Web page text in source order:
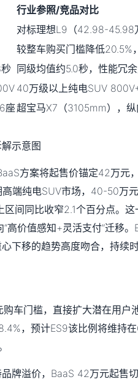
行业参照/竞品对比
对标理想L9（42.98-45.98
较整车购买门槛降低20.5%
同级均值约5.0秒，性能冗
40万级以上纯电SUV
座超宝马X7（3105mm），
方案将起售价锚定42万元
端纯电SUV市场，40-50万
间同比收窄2.1个百分点。
“高价值感知+灵活支付”迁移
下移的趋势高度吻合，持续
购车门槛，直接扩大潜在用户
，预计ES9该比例将维持
牌溢价，BaaS 42万元起售